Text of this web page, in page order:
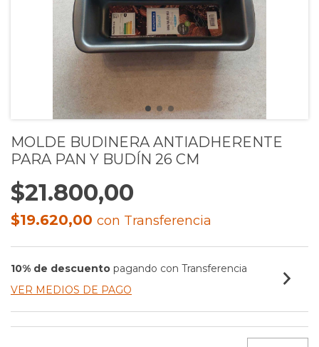
MOLDE BUDINERA ANTIADHERENTE
PARA PAN Y BUDÍN 26 CM
$21.800,00
$19.620,00 con Transferencia
10% de descuento pagando con Transferencia
VER MEDIOS DE PAGO